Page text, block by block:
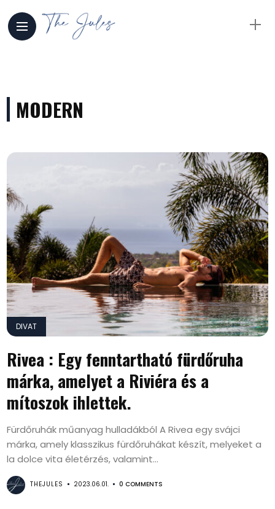
MODERN
DIVAT
Rivea : Egy fenntartható fürdőruha
márka, amelyet a Riviéra és a
mítoszok ihlettek.
Fürdőruhák műanyag hulladákból A Rivea egy svájci
márka, amely klasszikus fürdőruhákat készít, melyeket a
la dolce vita életérzés, valamint...
THEJULES 2023.06.01. 0 COMMENTS